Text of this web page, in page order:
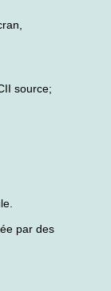
source;
par des